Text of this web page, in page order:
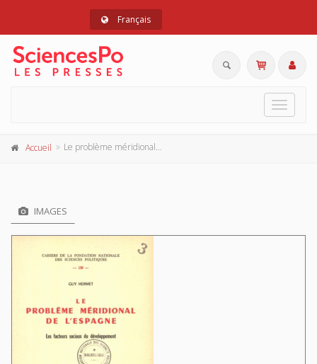
Français
Toggle
Accueil Le problème méridional de l'Espagne
IMAGES